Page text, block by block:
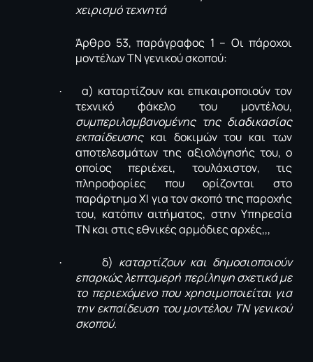
χειρισμό τεχνητά
Άρθρο 53, παράγραφος 1 – Οι πάροχοι
μοντέλων ΤΝ γενικού σκοπού:
·
α) καταρτίζουν και επικαιροποιούν τον
τεχνικό φάκελο του μοντέλου,
συμπεριλαμβανομένης της διαδικασίας
εκπαίδευσης και δοκιμών του και των
αποτελεσμάτων της αξιολόγησής του, ο
οποίος περιέχει, τουλάχιστον, τις
πληροφορίες που ορίζονται στο
παράρτημα ΧI για τον σκοπό της παροχής
του, κατόπιν αιτήματος, στην Υπηρεσία
ΤΝ και στις εθνικές αρμόδιες αρχές,,,
· δ) καταρτίζουν και δημοσιοποιούν
επαρκώς λεπτομερή περίληψη σχετικά με
το περιεχόμενο που χρησιμοποιείται για
την εκπαίδευση του μοντέλου ΤΝ γενικού
σκοπού.